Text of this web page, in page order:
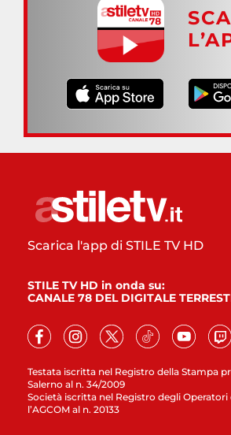
Testata iscritta nel Registro della Stampa
Salerno al n. 34/2009
Società iscritta nel Registro degli
l’AGCOM al n. 20133
Scarica l'app di STILE TV HD
STILE TV HD in onda su:
CANALE 78 DEL DIGITALE